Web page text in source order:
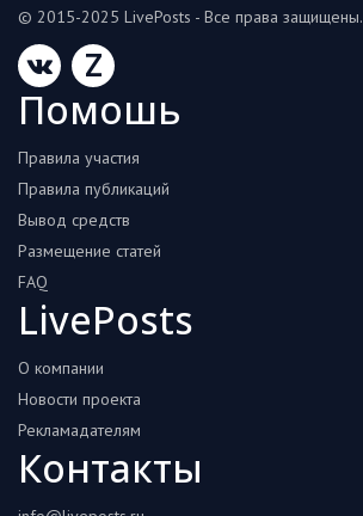
© 2015-2025 LivePosts - Все права защищены.
Z
Помошь
Правила участия
Правила публикаций
Вывод средств
Размещение статей
FAQ
LivePosts
О компании
Новости проекта
Рекламадателям
Контакты